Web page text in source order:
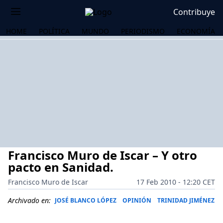
Contribuye
HOME POLÍTICA MUNDO PERIODISMO ECONOMÍA
Francisco Muro de Iscar – Y otro
pacto en Sanidad.
Francisco Muro de Iscar
17 Feb 2010 - 12:20 CET
Archivado en: JOSÉ BLANCO LÓPEZ OPINIÓN TRINIDAD JIMÉNEZ